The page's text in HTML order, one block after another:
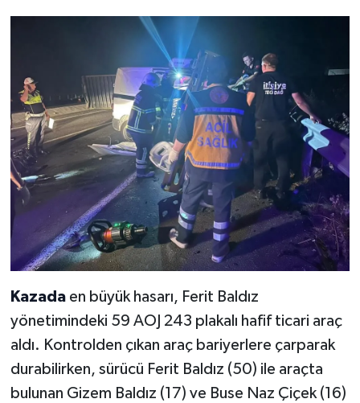
Kazada en büyük hasarı, Ferit Baldız
yönetimindeki 59 AOJ 243 plakalı hafif ticari araç
aldı. Kontrolden çıkan araç bariyerlere çarparak
durabilirken, sürücü Ferit Baldız (50) ile araçta
bulunan Gizem Baldız (17) ve Buse Naz Çiçek (16)